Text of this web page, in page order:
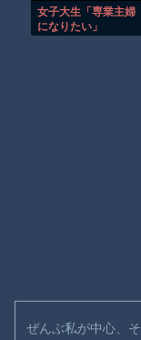
女子大生「専業主婦
になりたい」
ぜんぶ私が中心、